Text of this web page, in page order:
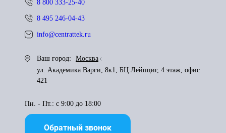
8 800 333-25-40
8 495 246-04-43
info@centrattek.ru
Ваш город:
Москва
ул. Академика Варги, 8к1, БЦ Лейпциг, 4 этаж, офис
421
Пн. - Пт.: с 9:00 до 18:00
Обратный звонок